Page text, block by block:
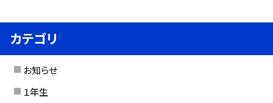
カテゴリ
お知らせ
１年生